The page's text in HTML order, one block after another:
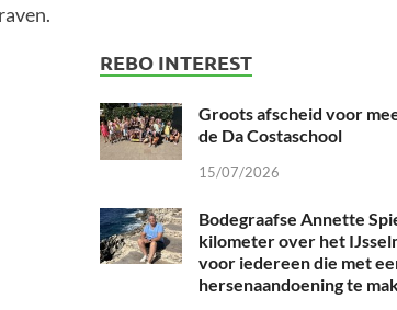
REBO INTEREST
Groots afscheid voor
de Da Costaschool
15/07/2026
Bodegraafse Annette
kilometer over het
voor iedereen die met
hersenaandoening te